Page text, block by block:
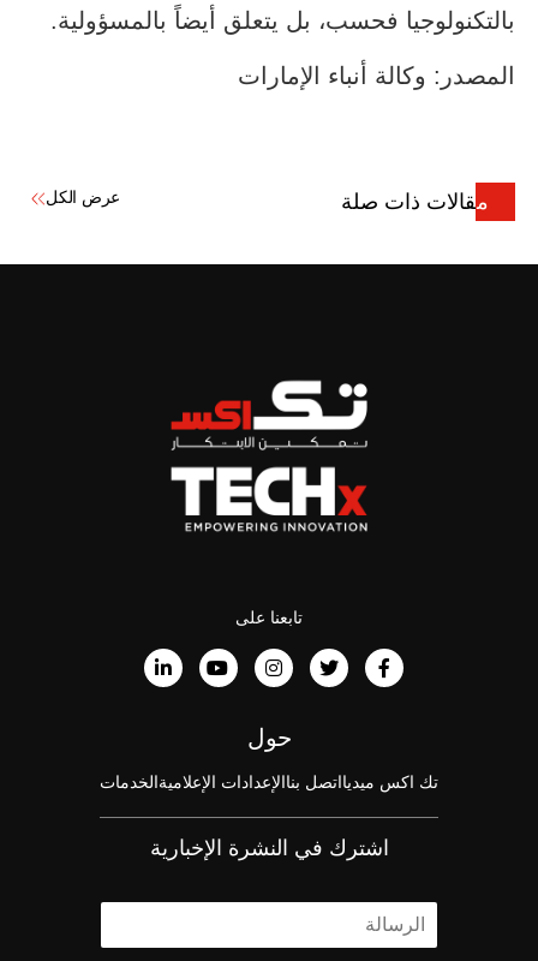
بالتكنولوجيا فحسب، بل يتعلق أيضاً بالمسؤولية.
المصدر: وكالة أنباء الإمارات
مقالات ذات صلة عرض الكل
تابعنا على
حول
تك اكس ميديااتصل بناالإعدادات الإعلاميةالخدمات
اشترك في النشرة الإخبارية